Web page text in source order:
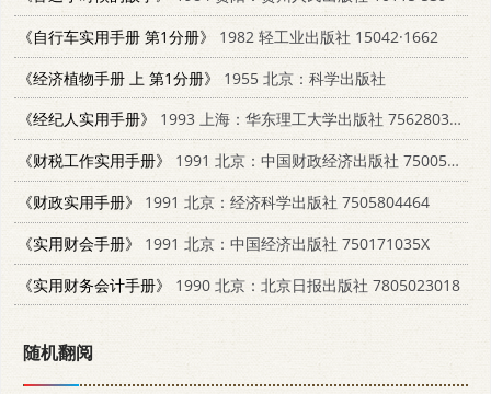
《自行车实用手册 第1分册》
1982 轻工业出版社 15042·1662
《经济植物手册 上 第1分册》
1955 北京：科学出版社
《经纪人实用手册》
1993 上海：华东理工大学出版社 756280365X
《财税工作实用手册》
1991 北京：中国财政经济出版社 7500512958
《财政实用手册》
1991 北京：经济科学出版社 7505804464
《实用财会手册》
1991 北京：中国经济出版社 750171035X
《实用财务会计手册》
1990 北京：北京日报出版社 7805023018
随机翻阅